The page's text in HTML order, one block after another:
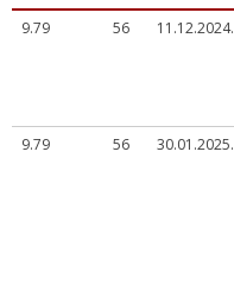
9.79 56 11.12.2024.
9.79
56 30.01.2025.